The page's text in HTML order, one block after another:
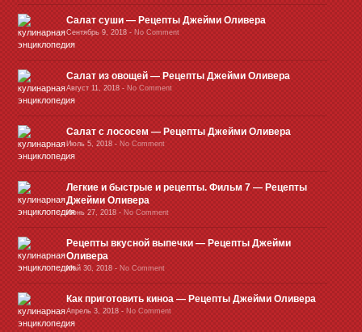
Салат суши — Рецепты Джейми Оливера
Сентябрь 9, 2018- No Comment
Салат из овощей — Рецепты Джейми Оливера
Август 11, 2018- No Comment
Салат с лососем — Рецепты Джейми Оливера
Июль 5, 2018- No Comment
Легкие и быстрые и рецепты. Фильм 7 — Рецепты
Джейми Оливера
Июнь 27, 2018- No Comment
Рецепты вкусной выпечки — Рецепты Джейми
Оливера
Май 30, 2018- No Comment
Как приготовить киноа — Рецепты Джейми Оливера
Апрель 3, 2018- No Comment